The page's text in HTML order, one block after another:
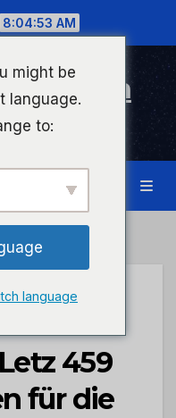
8:04:53 AM
Kreuznach
459
für die
might be
language.
to:
language